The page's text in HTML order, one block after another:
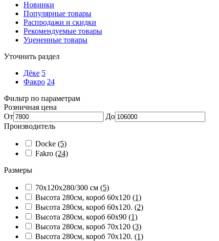
Новинки
Популярные товары
Распродажи и скидки
Рекомендуемые товары
Уцененные товары
Уточнить раздел
Дёке 5
Факро 24
Фильтр по параметрам
Розничная цена
От
До
Производитель
Docke (5)
Fakro (24)
Размеры
70х120х280/300 см (5)
Высота 280см, короб 60х120 (1)
Высота 280см, короб 60х120. (2)
Высота 280см, короб 60х90 (1)
Высота 280см, короб 70х120 (3)
Высота 280см, короб 70х120. (1)